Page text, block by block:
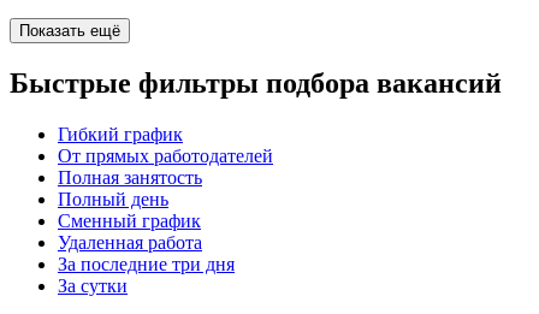
Показать ещё
Быстрые фильтры подбора вакансий
Гибкий график
От прямых работодателей
Полная занятость
Полный день
Сменный график
Удаленная работа
За последние три дня
За сутки